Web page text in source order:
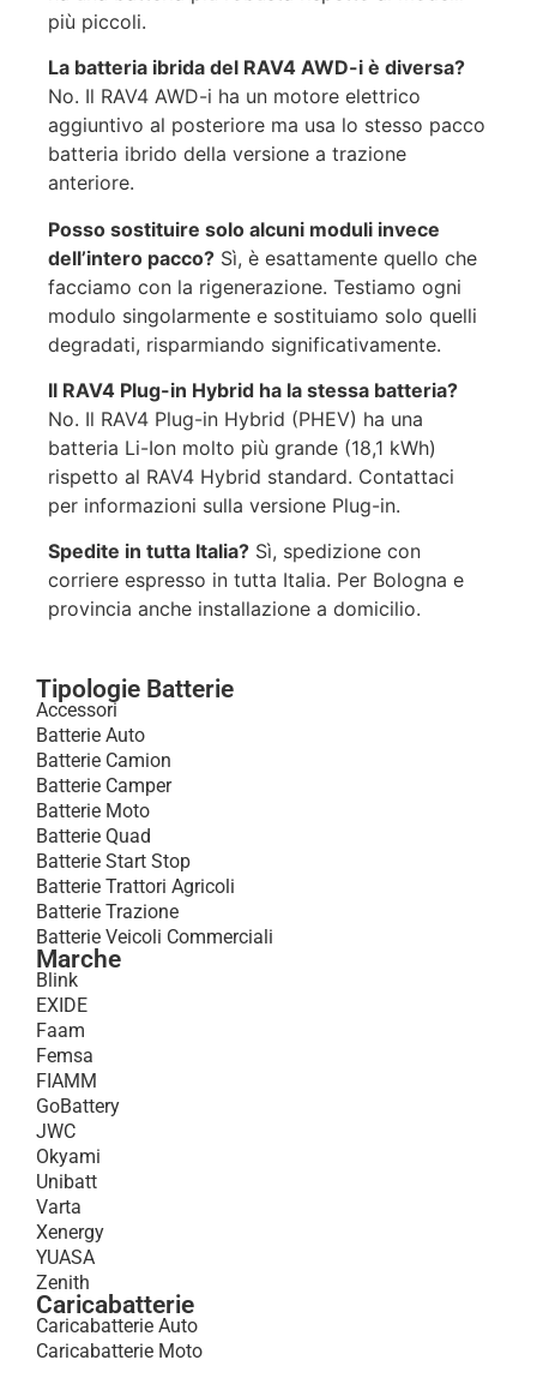
Tipologie Batterie
Accessori
Batterie Auto
Batterie Camion
Batterie Camper
Batterie Moto
Batterie Quad
Batterie Start Stop
Batterie Trattori Agricoli
Batterie Trazione
Batterie Veicoli Commerciali
Marche
Blink
EXIDE
Faam
Femsa
FIAMM
GoBattery
JWC
Okyami
Unibatt
Varta
Xenergy
YUASA
Zenith
Caricabatterie
Caricabatterie Auto
Caricabatterie Moto
più piccoli.
La batteria ibrida del RAV4 AWD-i è diversa?
No. Il RAV4 AWD-i ha un motore elettrico
aggiuntivo al posteriore ma usa lo stesso pacco
batteria ibrido della versione a trazione
anteriore.
Posso sostituire solo alcuni moduli invece
dell’intero pacco? Sì, è esattamente quello che
facciamo con la rigenerazione. Testiamo ogni
modulo singolarmente e sostituiamo solo quelli
degradati, risparmiando significativamente.
Il RAV4 Plug-in Hybrid ha la stessa batteria?
No. Il RAV4 Plug-in Hybrid (PHEV) ha una
batteria Li-Ion molto più grande (18,1 kWh)
rispetto al RAV4 Hybrid standard. Contattaci
per informazioni sulla versione Plug-in.
Spedite in tutta Italia? Sì, spedizione con
corriere espresso in tutta Italia. Per Bologna e
provincia anche installazione a domicilio.